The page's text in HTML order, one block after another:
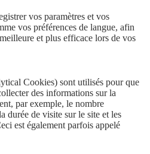
vos paramètres et vos
vos préférences de langue, afin
et plus efficace lors de vos
Cookies) sont utilisés pour que
des informations sur la
par exemple, le nombre
durée de visite sur le site et les
est également parfois appelé